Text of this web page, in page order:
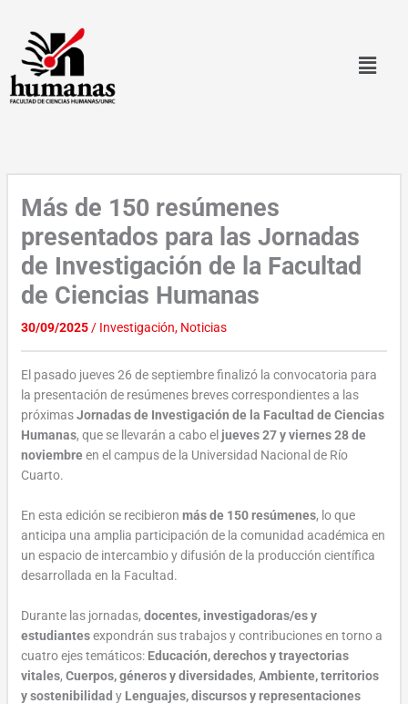
contenido
Más de 150 resúmenes
presentados para las Jornadas
de Investigación de la Facultad
de Ciencias Humanas
30/09/2025/ Investigación, Noticias
El pasado jueves 26 de septiembre finalizó la convocatoria para
la presentación de resúmenes breves correspondientes a las
próximasJornadas de Investigación de la Facultad de Ciencias
Humanas, que se llevarán a cabo el jueves 27 y viernes 28 de
noviembreen el campus de la Universidad Nacional de Río
Cuarto.
En esta edición se recibieronmás de 150 resúmenes, lo que
anticipa una amplia participación de la comunidad académica en
un espacio de intercambio y difusión de la producción científica
desarrollada en la Facultad.
Durante las jornadas,docentes, investigadoras/es y
estudiantesexpondrán sus trabajos y contribuciones en torno a
cuatro ejes temáticos: Educación, derechos y trayectorias
vitales,Cuerpos, géneros y diversidades,Ambiente, territorios
y sostenibilidad y Lenguajes, discursos y representaciones